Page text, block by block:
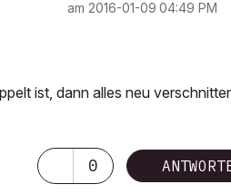
am ‎2016-01-09 04:49 PM
ist, dann alles neu
0